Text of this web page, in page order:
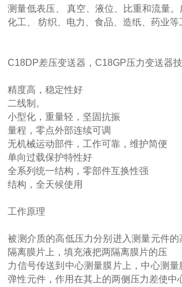
测量低表压、 真空、液位、比重和流量。
化工、 纺织、电力、食品、造纸、药业等
C18DP差压变送器，C18GP压力变送器
精度高，稳定性好
二线制。
小型化，重量轻，坚固抗振
量程，零点外部连续可调
无机械运动部件，工作可靠，维护简便
单向过载保护特性好
全系列统一结构，零部件互换性强
结构，全天候使用
工作原理
被测介质的高低压力分别进入测量元件
隔离膜片上，填充液把两隔离膜片的压
力信号传送到中心测量膜片上，中心测
弹性元件，作用在其上的两侧压力差使中